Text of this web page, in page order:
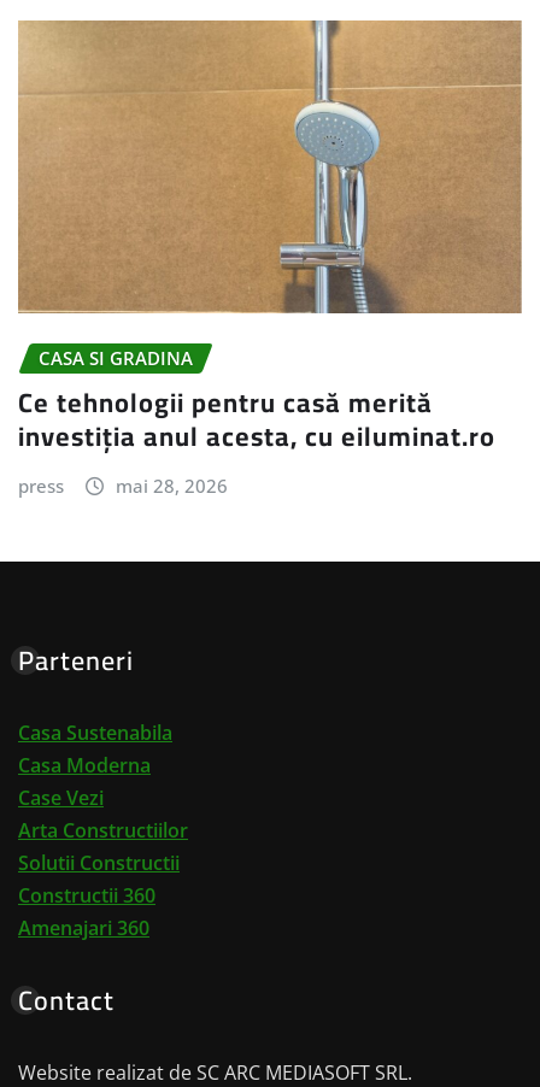
CASA SI GRADINA
Ce tehnologii pentru casă merită
investiția anul acesta, cu eiluminat.ro
press mai 28, 2026
Parteneri
Casa Sustenabila
Casa Moderna
Case Vezi
Arta Constructiilor
Solutii Constructii
Constructii 360
Amenajari 360
Contact
Website realizat de SC ARC MEDIASOFT SRL.